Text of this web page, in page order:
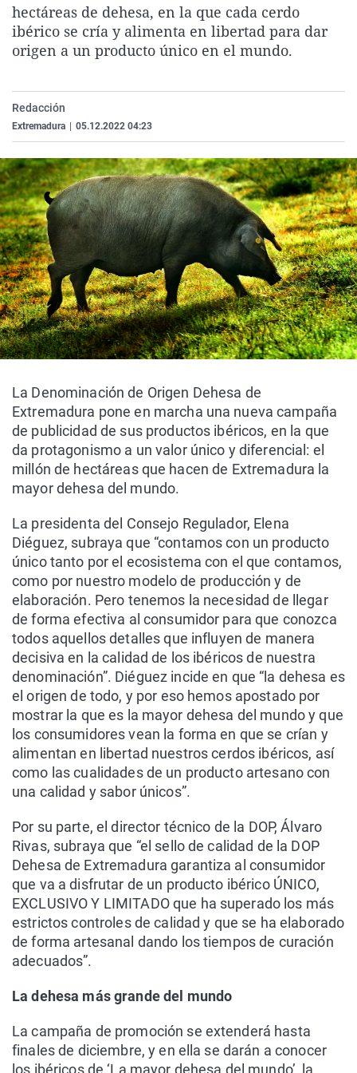
La rosa de los vientos
Gente viajera
Caso
Retornados
Operación Viuda
Extremadura
Galicia
Navarra
Virales
Televisión
hectáreas de dehesa, en la que cada cerdo
ibérico se cría y alimenta en libertad para dar
origen a un producto único en el mundo.
Redacción
Extremadura 05.12.2022 04:23
La Denominación de Origen Dehesa de
Extremadura pone en marcha una nueva campaña
de publicidad de sus productos ibéricos, en la que
da protagonismo a un valor único y diferencial: el
millón de hectáreas que hacen de Extremadura la
mayor dehesa del mundo.
La presidenta del Consejo Regulador, Elena
Diéguez, subraya que “contamos con un producto
único tanto por el ecosistema con el que contamos,
como por nuestro modelo de producción y de
elaboración. Pero tenemos la necesidad de llegar
de forma efectiva al consumidor para que conozca
todos aquellos detalles que influyen de manera
decisiva en la calidad de los ibéricos de nuestra
denominación”. Diéguez incide en que “la dehesa es
el origen de todo, y por eso hemos apostado por
mostrar la que es la mayor dehesa del mundo y que
los consumidores vean la forma en que se crían y
alimentan en libertad nuestros cerdos ibéricos, así
como las cualidades de un producto artesano con
una calidad y sabor únicos”.
Por su parte, el director técnico de la DOP, Álvaro
Rivas, subraya que “el sello de calidad de la DOP
Dehesa de Extremadura garantiza al consumidor
que va a disfrutar de un producto ibérico ÚNICO,
EXCLUSIVO Y LIMITADO que ha superado los más
estrictos controles de calidad y que se ha elaborado
de forma artesanal dando los tiempos de curación
adecuados”.
La dehesa más grande del mundo
La campaña de promoción se extenderá hasta
finales de diciembre, y en ella se darán a conocer
los ibéricos de ‘La mayor dehesa del mundo’, la